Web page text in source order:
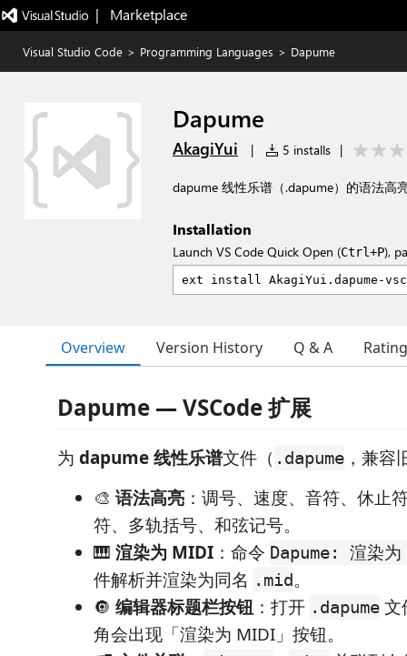
|   Marketplace
Visual Studio Code > Programming Languages > Dapume
Dapume
AkagiYui | 5 installs |
dapume 线性乐谱（.dapume）的语法高
Installation
Launch VS Code Quick Open (Ctrl+P),
Overview Version History Q & A
Dapume — VSCode 扩展
为 dapume 线性乐谱文件（ .dapume ，兼容
🎨 语法高亮 ：调号、速度、音符、休止
符、多轨括号、和弦记号。
🎹 渲染为 MIDI ：命令 Dapume: 渲染
件解析并渲染为同名 .mid。
🔘 编辑器标题栏按钮 ：打开 .dapume 文
角会出现「渲染为 MIDI」按钮。